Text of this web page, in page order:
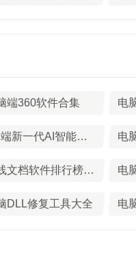
端360软件合集
PC端新一代AI智能浏览器推荐
在线文档软件排行榜TOP10下载 电
DLL修复工具大全